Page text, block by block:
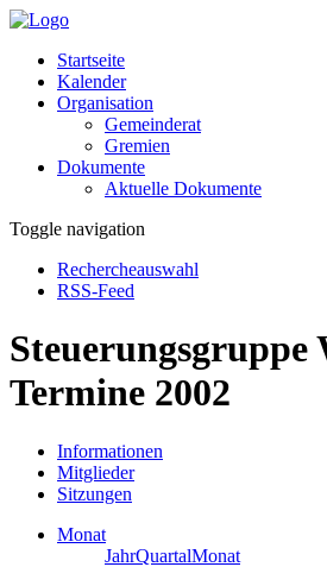
Startseite
Kalender
Organisation
Gemeinderat
Gremien
Dokumente
Aktuelle Dokumente
Toggle navigation
Rechercheauswahl
RSS-Feed
Steuerungsgruppe
Termine 2002
Informationen
Mitglieder
Sitzungen
Monat
JahrQuartalMonat